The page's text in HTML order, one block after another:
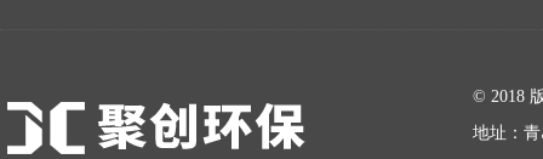
© 2018
地址：